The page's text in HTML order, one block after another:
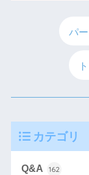
パ
カテゴリ
Q&A 162